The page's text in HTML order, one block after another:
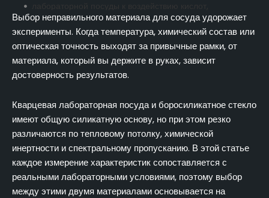
щелочей и HF
Сравнение оптического пропускания между
кварцевой лабораторной посудой и боросиликатным
стеклом
Механические свойства и обрабатываемость
боросиликатной
Исследовательские приложения Подбор кварцевой
или боросиликатной лабораторной посуды в
соответствии с поставленной задачей
Оценка эффективности затрат в течение всего
жизненного цикла кварцевой лабораторной посуды
Выбор неправильного материала для сосуда удорожает
эксперименты. Когда температура, химический состав или
оптическая точность выходят за привычные рамки, от
материала, который вы держите в руках, зависит
достоверность результатов.
Кварцевая лабораторная посуда и боросиликатное стекло
имеют общую силикатную основу, но при этом резко
различаются по тепловому потолку, химической
инертности и спектральному пропусканию. В этой статье
каждое измерение характеристик сопоставляется с
реальными лабораторными условиями, поэтому выбор
между этими двумя материалами основывается на